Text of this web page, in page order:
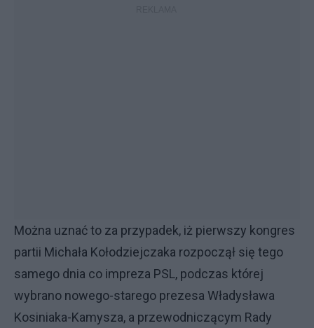
Można uznać to za przypadek, iż pierwszy kongres
partii Michała Kołodziejczaka rozpoczął się tego
samego dnia co impreza PSL, podczas której
wybrano nowego-starego prezesa Władysława
Kosiniaka-Kamysza, a przewodniczącym Rady